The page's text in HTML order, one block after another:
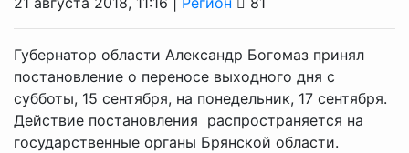
Губернатор области Александр Богомаз принял
постановление о переносе выходного дня с
субботы, 15 сентября, на понедельник, 17 сентября.
Действие постановления распространяется на
государственные органы Брянской области.